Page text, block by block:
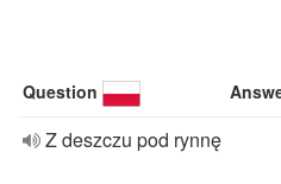
Question
Z deszczu pod rynnę